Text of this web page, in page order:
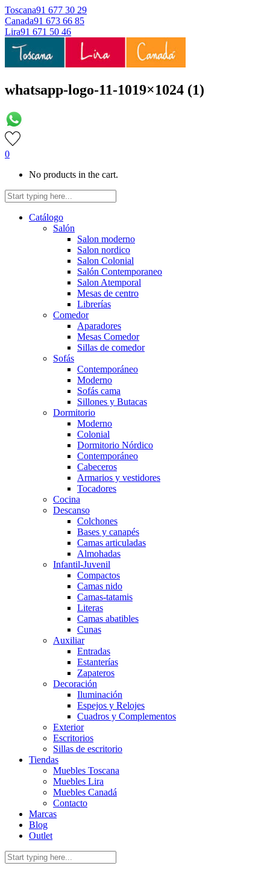
Toscana91 677 30 29
Canada91 673 66 85
Lira91 671 50 46
whatsapp-logo-11-1019×1024 (1)
0
No products in the cart.
Catálogo
Salón
Salon moderno
Salon nordico
Salon Colonial
Salón Contemporaneo
Salon Atemporal
Mesas de centro
Librerías
Comedor
Aparadores
Mesas Comedor
Sillas de comedor
Sofás
Contemporáneo
Moderno
Sofás cama
Sillones y Butacas
Dormitorio
Moderno
Colonial
Dormitorio Nórdico
Contemporáneo
Cabeceros
Armarios y vestidores
Tocadores
Cocina
Descanso
Colchones
Bases y canapés
Camas articuladas
Almohadas
Infantil-Juvenil
Compactos
Camas nido
Camas-tatamis
Literas
Camas abatibles
Cunas
Auxiliar
Entradas
Estanterías
Zapateros
Decoración
Iluminación
Espejos y Relojes
Cuadros y Complementos
Exterior
Escritorios
Sillas de escritorio
Tiendas
Muebles Toscana
Muebles Lira
Muebles Canadá
Contacto
Marcas
Blog
Outlet